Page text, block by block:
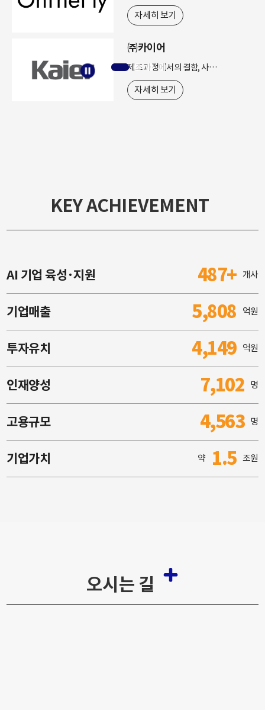
자세히 보기
㈜카이어
제조 과정에서의 결함, 사회 인프라 운영 시의 이상 상태를 검출하는 솔루션 제공
자세히 보기
KEY ACHIEVEMENT
AI 기업 육성·지원 487+ 개사
기업매출 5,808 억원
투자유치 4,149 억원
인재양성 7,102 명
고용규모 4,563 명
기업가치 약 1.5 조원
오시는 길